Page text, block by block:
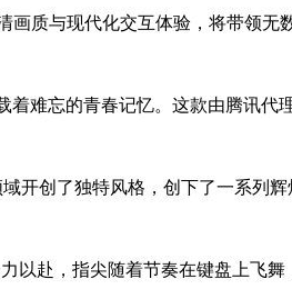
质与现代化交互体验，将带领无
难忘的青春记忆。这款由腾讯
开创了独特风格，创下了一系列
以赴，指尖随着节奏在键盘上飞